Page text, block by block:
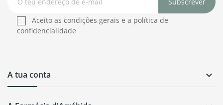
A tua conta 
Aceito as condições gerais e a política de
confidencialidade